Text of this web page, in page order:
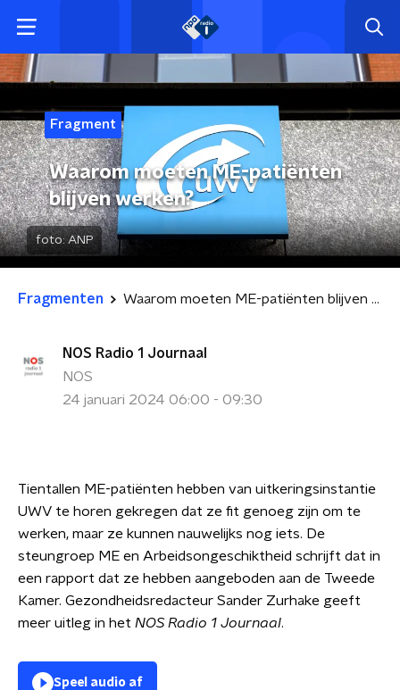
Fragment
Waarom moeten ME-patiënten
blijven werken?
foto:ANP
Fragmenten Waarom moeten ME-patiënten blijven werken?
NOS Radio 1 Journaal
NOS
24 januari 2024 06:00 - 09:30
Tientallen ME-patiënten hebben van uitkeringsinstantie
UWV te horen gekregen dat ze fit genoeg zijn om te
werken, maar ze kunnen nauwelijks nog iets. De
steungroep ME en Arbeidsongeschiktheid schrijft dat in
een rapport dat ze hebben aangeboden aan de Tweede
Kamer. Gezondheidsredacteur Sander Zurhake geeft
meer uitleg in het NOS Radio 1 Journaal.
Speel audio af